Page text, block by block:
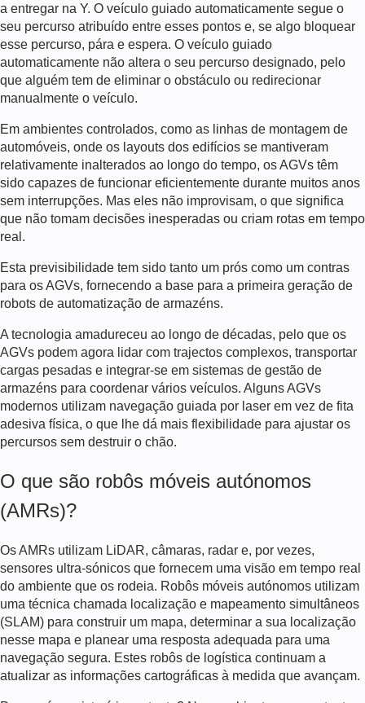
a entregar na Y. O veículo guiado automaticamente segue o
seu percurso atribuído entre esses pontos e, se algo bloquear
esse percurso, pára e espera. O veículo guiado
automaticamente não altera o seu percurso designado, pelo
que alguém tem de eliminar o obstáculo ou redirecionar
manualmente o veículo.
Em ambientes controlados, como as linhas de montagem de
automóveis, onde os layouts dos edifícios se mantiveram
relativamente inalterados ao longo do tempo, os AGVs têm
sido capazes de funcionar eficientemente durante muitos anos
sem interrupções. Mas eles não improvisam, o que significa
que não tomam decisões inesperadas ou criam rotas em tempo
real.
Esta previsibilidade tem sido tanto um prós como um contras
para os AGVs, fornecendo a base para a primeira geração de
robots de automatização de armazéns.
A tecnologia amadureceu ao longo de décadas, pelo que os
AGVs podem agora lidar com trajectos complexos, transportar
cargas pesadas e integrar-se em sistemas de gestão de
armazéns para coordenar vários veículos. Alguns AGVs
modernos utilizam navegação guiada por laser em vez de fita
adesiva física, o que lhe dá mais flexibilidade para ajustar os
percursos sem destruir o chão.
O que são robôs móveis autónomos
(AMRs)?
Os AMRs utilizam LiDAR, câmaras, radar e, por vezes,
sensores ultra-sónicos que fornecem uma visão em tempo real
do ambiente que os rodeia. Robôs móveis autónomos utilizam
uma técnica chamada localização e mapeamento simultâneos
(SLAM) para construir um mapa, determinar a sua localização
nesse mapa e planear uma resposta adequada para uma
navegação segura. Estes robôs de logística continuam a
atualizar as informações cartográficas à medida que avançam.